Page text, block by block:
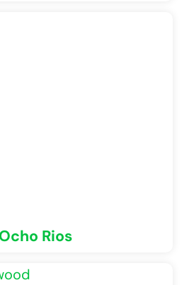
Ocho Rios